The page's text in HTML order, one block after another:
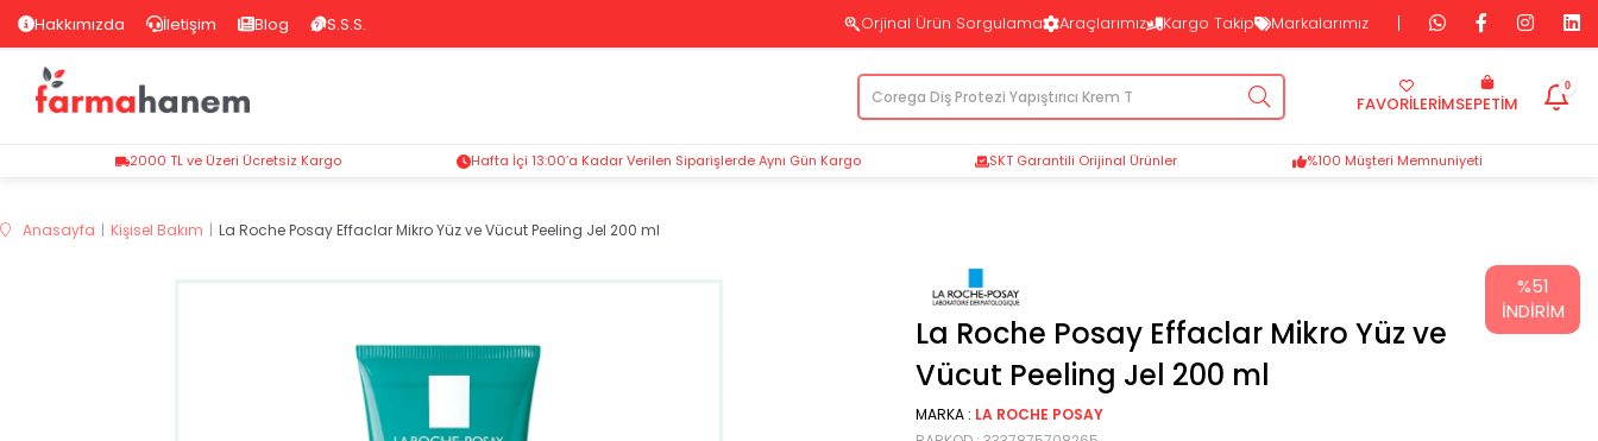
Hakkımızda İletişim Blog S.S.S. Orjinal Ürün Sorgulama Araçlarımız Kargo Takip Markalarımız
SEPETIM
FAVORİLERİM
0
2000 TL ve Üzeri Ücretsiz Kargo Hafta İçi 13:00’a Kadar Verilen Siparişlerde Aynı Gün Kargo SKT Garantili Orijinal Ürünler %100 Müşteri Memnuniyeti
Anasayfa Kişisel Bakım La Roche Posay Effaclar Mikro Yüz ve Vücut Peeling Jel 200 ml
La Roche Posay Effaclar Mikro Yüz ve
Vücut Peeling Jel 200 ml
MARKA : LA ROCHE POSAY
%51
İNDIRIM